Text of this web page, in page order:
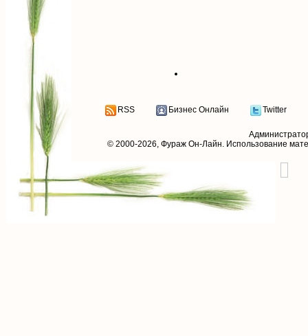
RSS Бизнес Онлайн Twitter
© 2000-2026, Фураж Он-Лайн. Использование